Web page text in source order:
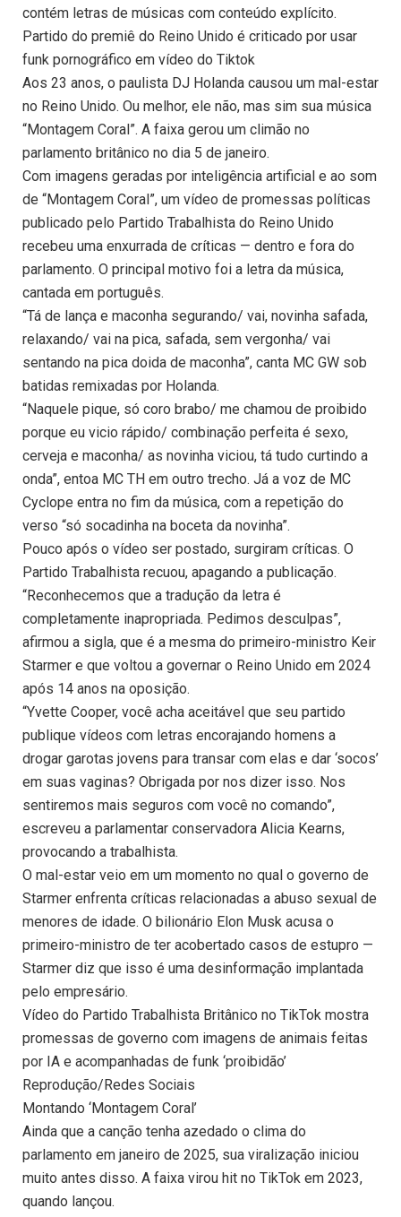
contém letras de músicas com conteúdo explícito.
Partido do premiê do Reino Unido é criticado por usar
funk pornográfico em vídeo do Tiktok
Aos 23 anos, o paulista DJ Holanda causou um mal-estar
no Reino Unido. Ou melhor, ele não, mas sim sua música
“Montagem Coral”. A faixa gerou um climão no
parlamento britânico no dia 5 de janeiro.
Com imagens geradas por inteligência artificial e ao som
de “Montagem Coral”, um vídeo de promessas políticas
publicado pelo Partido Trabalhista do Reino Unido
recebeu uma enxurrada de críticas — dentro e fora do
parlamento. O principal motivo foi a letra da música,
cantada em português.
“Tá de lança e maconha segurando/ vai, novinha safada,
relaxando/ vai na pica, safada, sem vergonha/ vai
sentando na pica doida de maconha”, canta MC GW sob
batidas remixadas por Holanda.
“Naquele pique, só coro brabo/ me chamou de proibido
porque eu vicio rápido/ combinação perfeita é sexo,
cerveja e maconha/ as novinha viciou, tá tudo curtindo a
onda”, entoa MC TH em outro trecho. Já a voz de MC
Cyclope entra no fim da música, com a repetição do
verso “só socadinha na boceta da novinha”.
Pouco após o vídeo ser postado, surgiram críticas. O
Partido Trabalhista recuou, apagando a publicação.
“Reconhecemos que a tradução da letra é
completamente inapropriada. Pedimos desculpas”,
afirmou a sigla, que é a mesma do primeiro-ministro Keir
Starmer e que voltou a governar o Reino Unido em 2024
após 14 anos na oposição.
“Yvette Cooper, você acha aceitável que seu partido
publique vídeos com letras encorajando homens a
drogar garotas jovens para transar com elas e dar ‘socos’
em suas vaginas? Obrigada por nos dizer isso. Nos
sentiremos mais seguros com você no comando”,
escreveu a parlamentar conservadora Alicia Kearns,
provocando a trabalhista.
O mal-estar veio em um momento no qual o governo de
Starmer enfrenta críticas relacionadas a abuso sexual de
menores de idade. O bilionário Elon Musk acusa o
primeiro-ministro de ter acobertado casos de estupro —
Starmer diz que isso é uma desinformação implantada
pelo empresário.
Vídeo do Partido Trabalhista Britânico no TikTok mostra
promessas de governo com imagens de animais feitas
por IA e acompanhadas de funk ‘proibidão’
Reprodução/Redes Sociais
Montando ‘Montagem Coral’
Ainda que a canção tenha azedado o clima do
parlamento em janeiro de 2025, sua viralização iniciou
muito antes disso. A faixa virou hit no TikTok em 2023,
quando lançou.